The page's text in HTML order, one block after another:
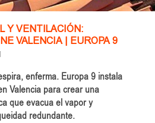
Y VENTILACIÓN:
VALENCIA | EUROPA 9
enferma. Europa 9 instala
Valencia para crear una
que evacua el vapor y
redundante.